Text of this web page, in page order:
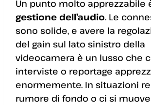
Un punto molto apprezzabile
gestione dell’audio. Le
sono solide, e avere la
del gain sul lato sinistro della
videocamera è un lusso che
interviste o reportage
enormemente. In situazioni
rumore di fondo o ci si